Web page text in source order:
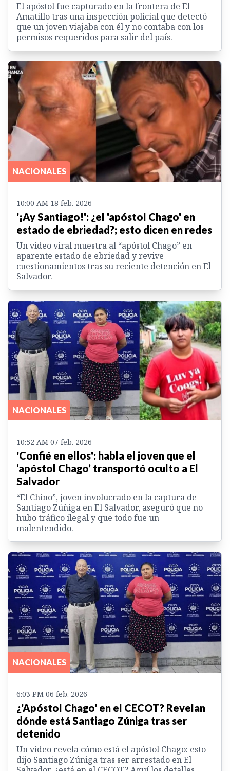
El apóstol fue capturado en la frontera de El
Amatillo tras una inspección policial que detectó
que un joven viajaba con él y no contaba con los
permisos requeridos para salir del país.
NACIONALES
10:00 AM 18 feb. 2026
'¡Ay Santiago!': ¿el 'apóstol Chago' en
estado de ebriedad?; esto dicen en redes
Un video viral muestra al “apóstol Chago” en
aparente estado de ebriedad y revive
cuestionamientos tras su reciente detención en El
Salvador.
NACIONALES
10:52 AM 07 feb. 2026
'Confié en ellos': habla el joven que el
‘apóstol Chago’ transportó oculto a El
Salvador
“El Chino”, joven involucrado en la captura de
Santiago Zúñiga en El Salvador, aseguró que no
hubo tráfico ilegal y que todo fue un
malentendido.
NACIONALES
6:03 PM 06 feb. 2026
¿'Apóstol Chago' en el CECOT? Revelan
dónde está Santiago Zúniga tras ser
detenido
Un video revela cómo está el apóstol Chago: esto
dijo Santiago Zúniga tras ser arrestado en El